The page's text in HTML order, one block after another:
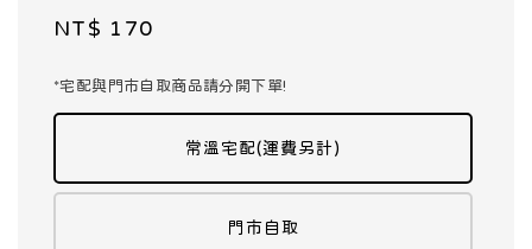
Regular
NT$ 170
*宅配與門市自取商品請分開下單!
常溫宅配(運費另計)
門市自取